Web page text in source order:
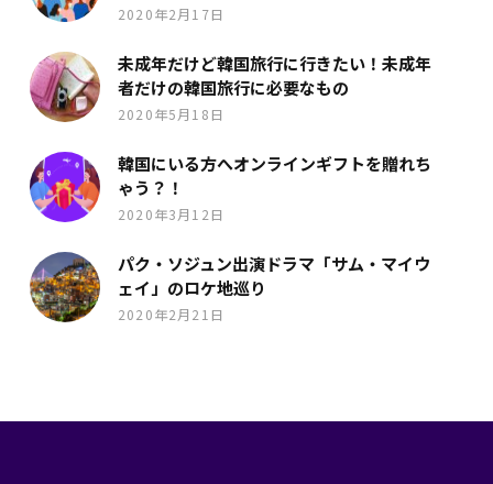
2020年2月17日
未成年だけど韓国旅行に行きたい！未成年
者だけの韓国旅行に必要なもの
2020年5月18日
韓国にいる方へオンラインギフトを贈れち
ゃう？！
2020年3月12日
パク・ソジュン出演ドラマ「サム・マイウ
ェイ」のロケ地巡り
2020年2月21日